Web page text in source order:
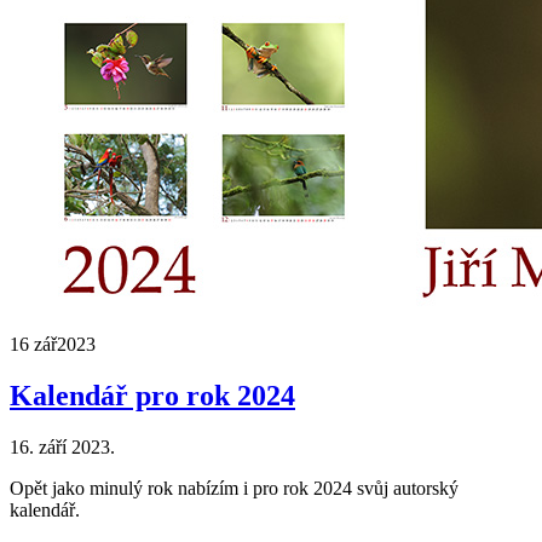
16 zář2023
Kalendář pro rok 2024
16. září 2023.
Opět jako minulý rok nabízím i pro rok 2024 svůj autorský
kalendář.